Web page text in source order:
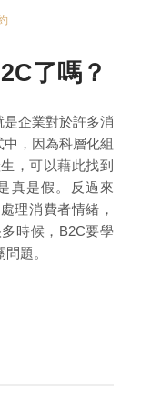
了嗎？
企業對於許多消
，因為科層化組
，可以藉此找到
真是假。反過來
理消費者情緒，
時候，B2C要學
題。